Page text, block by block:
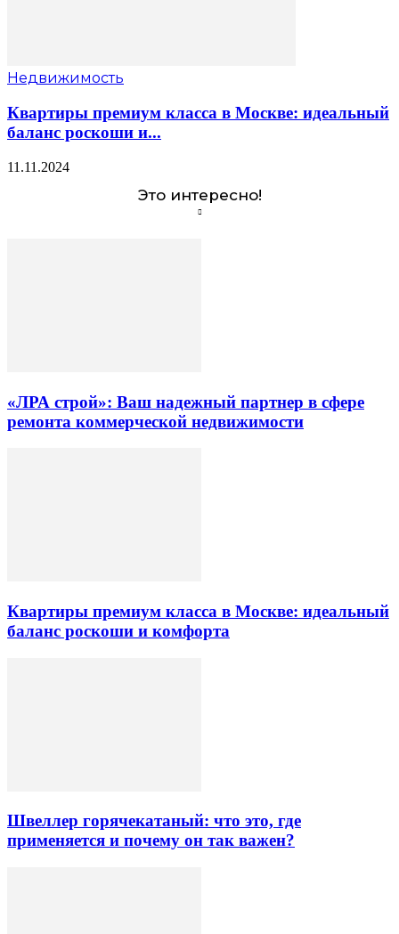
Недвижимость
Квартиры премиум класса в Москве: идеальный
баланс роскоши и...
11.11.2024
Это интересно!
«ЛРА строй»: Ваш надежный партнер в сфере
ремонта коммерческой недвижимости
Квартиры премиум класса в Москве: идеальный
баланс роскоши и комфорта
Швеллер горячекатаный: что это, где
применяется и почему он так важен?